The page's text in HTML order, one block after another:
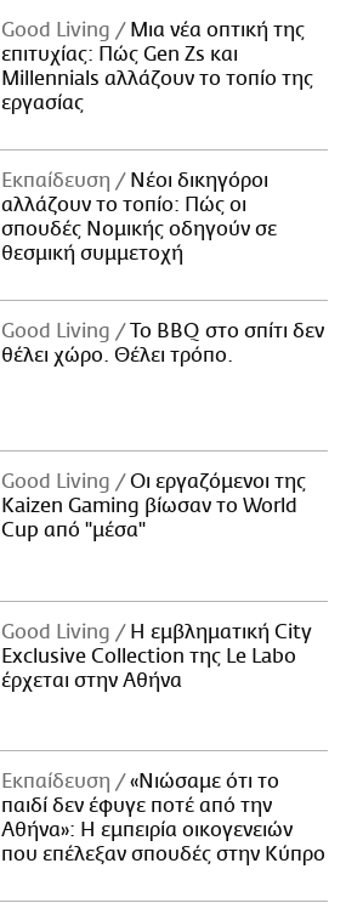
Good Living
Μια νέα οπτική της
επιτυχίας: Πώς Gen Zs και
Millennials αλλάζουν το τοπίο της
εργασίας
Εκπαίδευση
Νέοι δικηγόροι
αλλάζουν το τοπίο: Πώς οι
σπουδές Νομικής οδηγούν σε
θεσμική συμμετοχή
Good Living
Το BBQ στο σπίτι δεν
θέλει χώρο. Θέλει τρόπο.
Good Living
Οι εργαζόμενοι της
Kaizen Gaming βίωσαν το World
Cup από "μέσα"
Good Living
Η εμβληματική City
Exclusive Collection της Le Labo
έρχεται στην Αθήνα
Εκπαίδευση
«Νιώσαμε ότι το
παιδί δεν έφυγε ποτέ από την
Αθήνα»: Η εμπειρία οικογενειών
που επέλεξαν σπουδές στην Κύπρο